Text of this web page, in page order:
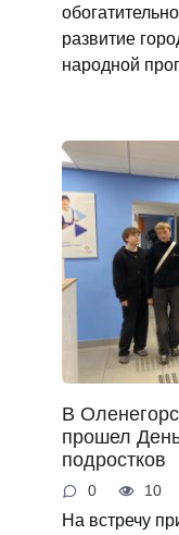
развитие
народной
В
прошел
подростков
0 10
На встречу